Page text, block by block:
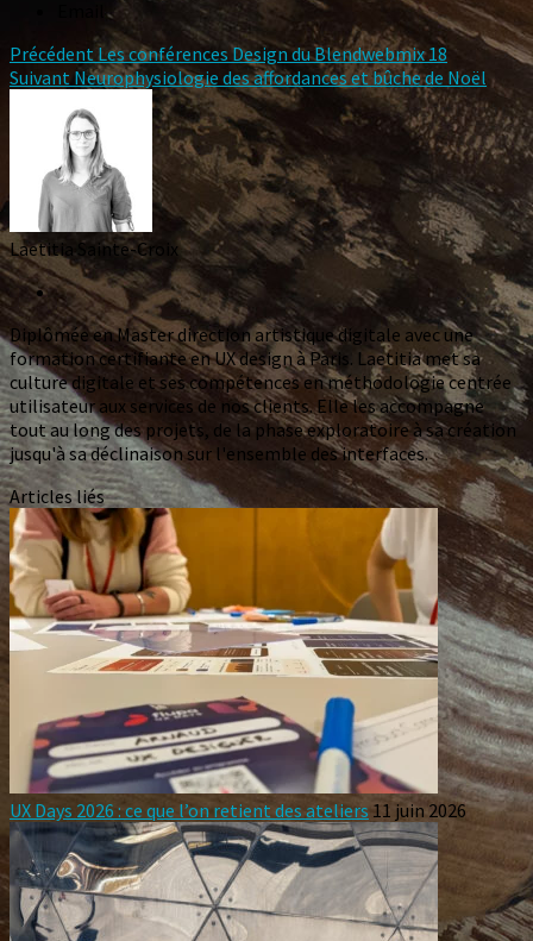
Précédent Les conférences Design du Blendwebmix 18
Suivant Neurophysiologie des affordances et bûche de Noël
Laetitia Sainte-Croix
Diplômée en Master direction artistique digitale avec une
formation certifiante en UX design à Paris. Laetitia met sa
culture digitale et ses compétences en méthodologie centrée
utilisateur aux services de nos clients. Elle les accompagne
tout au long des projets, de la phase exploratoire à sa création
jusqu'à sa déclinaison sur l'ensemble des interfaces.
Articles liés
UX Days 2026 : ce que l’on retient des ateliers 11 juin 2026